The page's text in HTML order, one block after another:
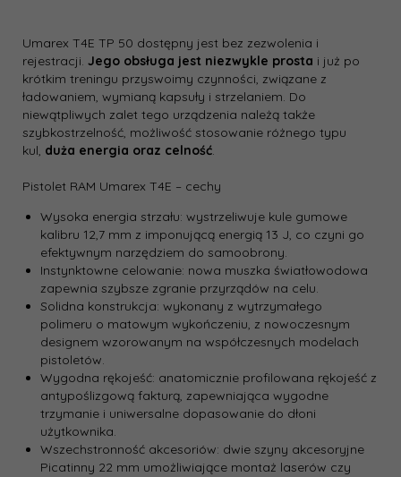
Umarex T4E TP 50 dostępny jest bez zezwolenia i
rejestracji. Jego obsługa jest niezwykle prosta i już po
krótkim treningu przyswoimy czynności, związane z
ładowaniem, wymianą kapsuły i strzelaniem. Do
niewątpliwych zalet tego urządzenia należą także
szybkostrzelność, możliwość stosowanie różnego typu
kul, duża energia oraz celność.
Pistolet RAM Umarex T4E – cechy
Wysoka energia strzału: wystrzeliwuje kule gumowe
kalibru 12,7 mm z imponującą energią 13 J, co czyni go
efektywnym narzędziem do samoobrony.
Instynktowne celowanie: nowa muszka światłowodowa
zapewnia szybsze zgranie przyrządów na celu.
Solidna konstrukcja: wykonany z wytrzymałego
polimeru o matowym wykończeniu, z nowoczesnym
designem wzorowanym na współczesnych modelach
pistoletów.
Wygodna rękojeść: anatomicznie profilowana rękojeść z
antypoślizgową fakturą, zapewniająca wygodne
trzymanie i uniwersalne dopasowanie do dłoni
użytkownika.
Wszechstronność akcesoriów: dwie szyny akcesoryjne
Picatinny 22 mm umożliwiające montaż laserów czy